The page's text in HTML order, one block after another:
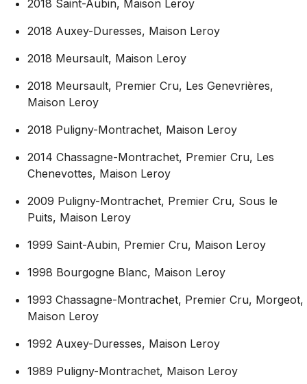
2018 Saint-Aubin, Maison Leroy
2018 Auxey-Duresses, Maison Leroy
2018 Meursault, Maison Leroy
2018 Meursault, Premier Cru, Les Genevrières,
Maison Leroy
2018 Puligny-Montrachet, Maison Leroy
2014 Chassagne-Montrachet, Premier Cru, Les
Chenevottes, Maison Leroy
2009 Puligny-Montrachet, Premier Cru, Sous le
Puits, Maison Leroy
1999 Saint-Aubin, Premier Cru, Maison Leroy
1998 Bourgogne Blanc, Maison Leroy
1993 Chassagne-Montrachet, Premier Cru, Morgeot,
Maison Leroy
1992 Auxey-Duresses, Maison Leroy
1989 Puligny-Montrachet, Maison Leroy